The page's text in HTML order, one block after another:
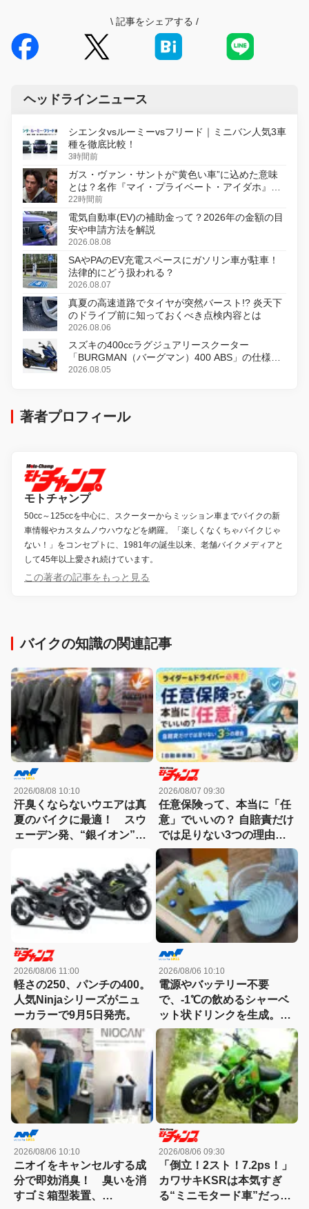
\ 記事をシェアする /
ヘッドラインニュース
シエンタvsルーミーvsフリード｜ミニバン人気3車
種を徹底比較！
3時間前
ガス・ヴァン・サントが“黄色い車”に込めた意味
とは？名作『マイ・プライベート・アイダホ』が
初のデジタルリマスター版で復活
22時間前
電気自動車(EV)の補助金って？2026年の金額の目
安や申請方法を解説
2026.08.08
SAやPAのEV充電スペースにガソリン車が駐車！
法律的にどう扱われる？
2026.08.07
真夏の高速道路でタイヤが突然バースト!? 炎天下
のドライブ前に知っておくべき点検内容とは
2026.08.06
スズキの400ccラグジュアリースクーター
「BURGMAN（バーグマン）400 ABS」の仕様を
変更し、8月18日に発売
2026.08.05
著者プロフィール
モトチャンプ
50cc～125ccを中心に、スクーターからミッション車までバイクの新
車情報やカスタムノウハウなどを網羅。「楽しくなくちゃバイクじゃ
ない！」をコンセプトに、1981年の誕生以来、老舗バイクメディアと
して45年以上愛され続けています。
この著者の記事をもっと見る
バイクの知識の関連記事
2026/08/08 10:10
汗臭くならないウエアは真
夏のバイクに最適！ スウ
ェーデン発、“銀イオン”に
THE NORTH FACEやアデ
ィダスetc.
2026/08/07 09:30
任意保険って、本当に「任
意」でいいの？ 自賠責だけ
では足りない3つの理由
【自動車保険】
2026/08/06 11:00
軽さの250、パンチの400。
人気Ninjaシリーズがニュ
ーカラーで9月5日発売。
2026/08/06 10:10
電源やバッテリー不要
で、-1℃の飲めるシャーベ
ット状ドリンクを生成。現
場作業やアウトドアに「ア
イススラリーメーカー」が
便利！
2026/08/06 10:10
ニオイをキャンセルする成
分で即効消臭！ 臭いを消
すゴミ箱型装置、
2026/08/06 09:30
「倒立！2スト！7.2ps！」
カワサキKSRは本気すぎ
る“ミニモタード車”だった